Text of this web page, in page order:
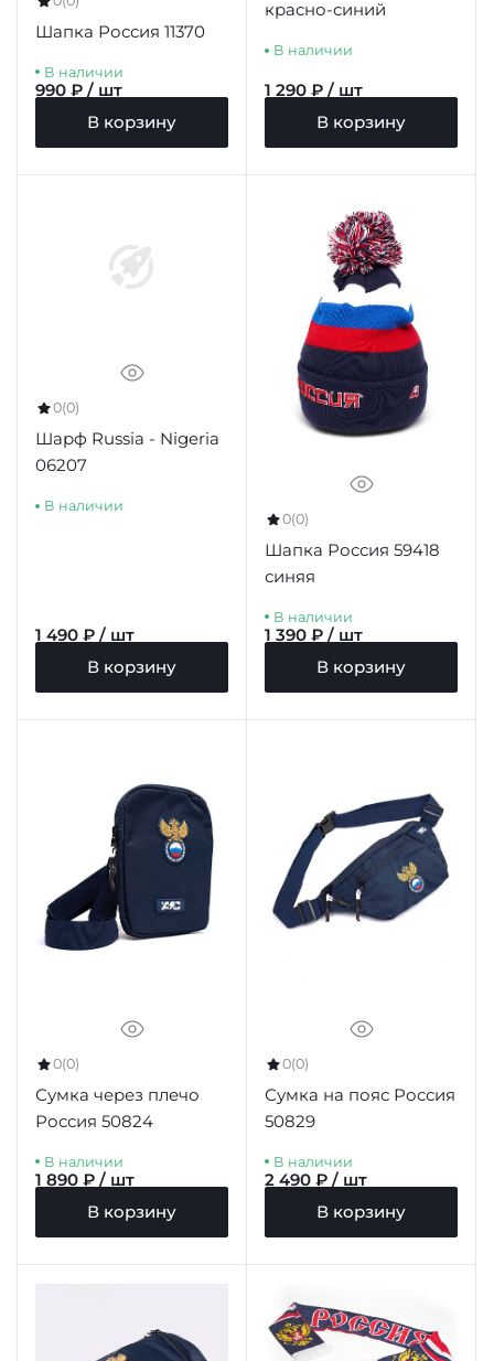
Шапка Россия 11370
В наличии
990 ₽ / шт
В корзину
красно-синий
В наличии
1 290 ₽ / шт
В корзину
0(0)
Шарф Russia - Nigeria
06207
В наличии
1 490 ₽ / шт
В корзину
0(0)
Шапка Россия 59418
синяя
В наличии
1 390 ₽ / шт
В корзину
0(0)
Сумка через плечо
Россия 50824
В наличии
1 890 ₽ / шт
В корзину
0(0)
Сумка на пояс Россия
50829
В наличии
2 490 ₽ / шт
В корзину